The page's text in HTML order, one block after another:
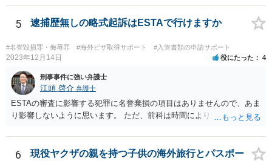
5 逮捕歴無しの略式起訴はESTAで行けますか
#名誉毀損罪・侮辱罪 #海外ビザ取得サポート #入管書類の申請サポート
2023年12月14日 役にたった 4
刑事事件に強い弁護士
江頭 啓介 弁護士
ESTAの審査に影響する犯罪に名誉棄損の項目はありませんので、あま
り影響しないように思います。 ただ、前科は時間により消えません。
6
現役ヤクザの親を持つ子供の海外旅行とパスポー